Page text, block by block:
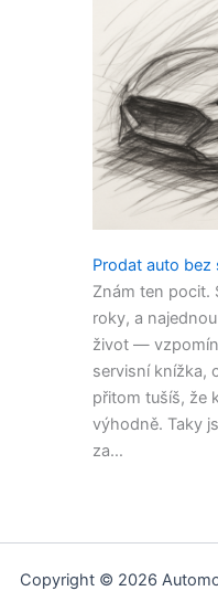
Prodat auto
Znám ten pocit.
roky, a
život —
servisní knížka,
přitom tušíš, že
výhodně. Taky
za…
Copyright © 2026